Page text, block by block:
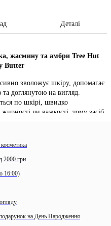
Деталі
жасмину та амбри Tree Hut
Butter
зволожує шкіру, допомагає
та доглянутою на вигляд.
по шкірі, швидко
чи важкості, тому засіб
після душу або ванни.
підтримує комфорт шкіри,
надає їй більш гладенького і
текстурою та приємним
сяючий ефект,
плечах, ногах та зоні декольте
косметика
2000 грн
16:00)
на День Народження